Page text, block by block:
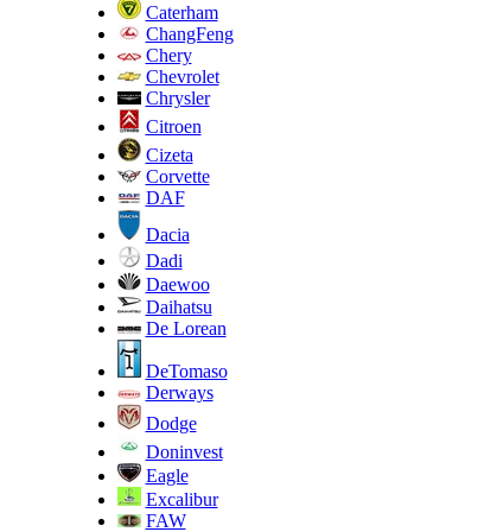
Caterham
ChangFeng
Chery
Chevrolet
Chrysler
Citroen
Cizeta
Corvette
DAF
Dacia
Dadi
Daewoo
Daihatsu
De Lorean
DeTomaso
Derways
Dodge
Doninvest
Eagle
Excalibur
FAW